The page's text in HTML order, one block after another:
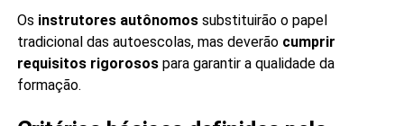
Os instrutores autônomossubstituirão o papel
tradicional das autoescolas, mas deverão cumprir
requisitos rigorosospara garantir a qualidade da
formação.